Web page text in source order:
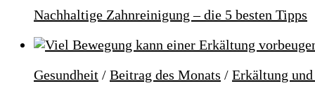
Nachhaltige Zahnreinigung – die 5 besten Tipps
Gesundheit / Beitrag des Monats / Erkältung